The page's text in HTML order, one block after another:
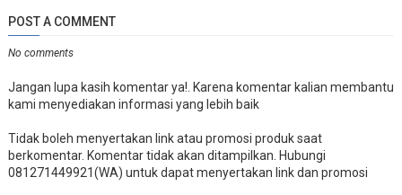
POST A COMMENT
No comments
Jangan lupa kasih komentar ya!. Karena komentar kalian membantu
kami menyediakan informasi yang lebih baik
Tidak boleh menyertakan link atau promosi produk saat
berkomentar. Komentar tidak akan ditampilkan. Hubungi
081271449921(WA) untuk dapat menyertakan link dan promosi